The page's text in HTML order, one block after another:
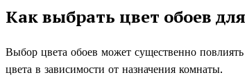
Как выбрать цвет обоев
Выбор цвета обоев может существенно
цвета в зависимости от назначения комнаты.